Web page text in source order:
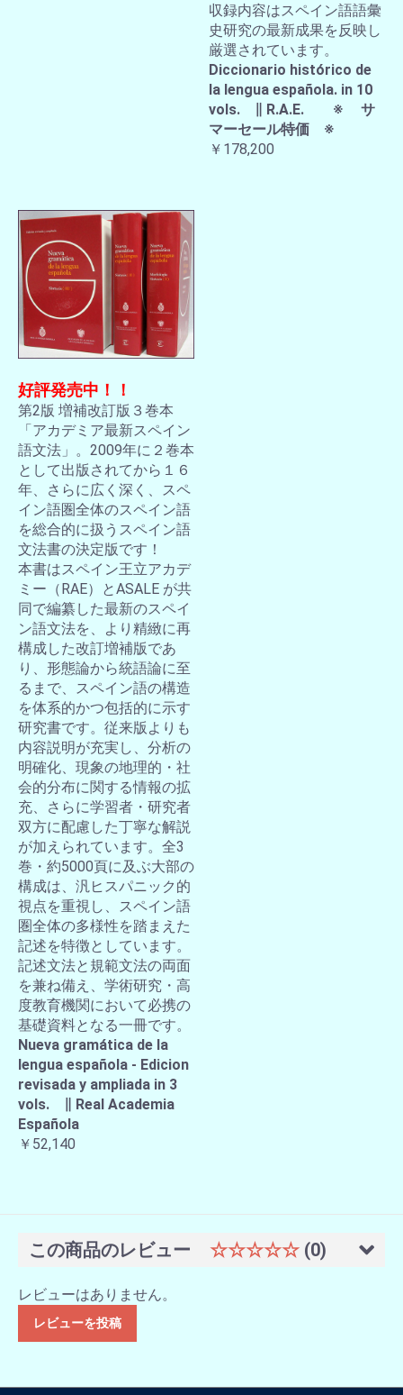
収録内容はスペイン語語彙
史研究の最新成果を反映し
厳選されています。
Diccionario histórico de
la lengua española. in 10
vols. ∥ R.A.E. ※ サ
マーセール特価 ※
￥178,200
好評発売中！！
第2版 増補改訂版３巻本
「アカデミア最新スペイン
語文法」。2009年に２巻本
として出版されてから１６
年、さらに広く深く、スペ
イン語圏全体のスペイン語
を総合的に扱うスペイン語
文法書の決定版です！
本書はスペイン王立アカデ
ミー（RAE）とASALE が共
同で編纂した最新のスペイ
ン語文法を、より精緻に再
構成した改訂増補版であ
り、形態論から統語論に至
るまで、スペイン語の構造
を体系的かつ包括的に示す
研究書です。従来版よりも
内容説明が充実し、分析の
明確化、現象の地理的・社
会的分布に関する情報の拡
充、さらに学習者・研究者
双方に配慮した丁寧な解説
が加えられています。全3
巻・約5000頁に及ぶ大部の
構成は、汎ヒスパニック的
視点を重視し、スペイン語
圏全体の多様性を踏まえた
記述を特徴としています。
記述文法と規範文法の両面
を兼ね備え、学術研究・高
度教育機関において必携の
基礎資料となる一冊です。
Nueva gramática de la
lengua española - Edicion
revisada y ampliada in 3
vols. ∥ Real Academia
Española
￥52,140
この商品のレビュー ☆☆☆☆☆ (0)
レビューはありません。
レビューを投稿